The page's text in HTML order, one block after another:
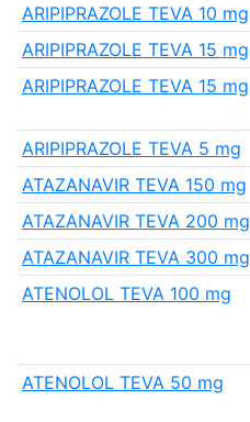
ARIPIPRAZOLE TEVA 10 mg
ARIPIPRAZOLE TEVA 15 mg
ARIPIPRAZOLE TEVA 15 mg
ARIPIPRAZOLE TEVA 5 mg
ATAZANAVIR TEVA 150 mg
ATAZANAVIR TEVA 200 mg
ATAZANAVIR TEVA 300 mg
ATENOLOL TEVA 100 mg
ATENOLOL TEVA 50 mg